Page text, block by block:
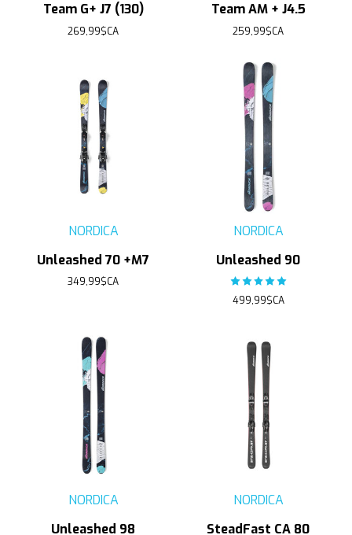
Team G+ J7 (130)
269,99$CA
Team AM + J4.5
259,99$CA
NORDICA
Unleashed 70 +M7
349,99$CA
NORDICA
Unleashed 90
The rating of this
499,99$CA
NORDICA
Unleashed 98
NORDICA
SteadFast CA 80